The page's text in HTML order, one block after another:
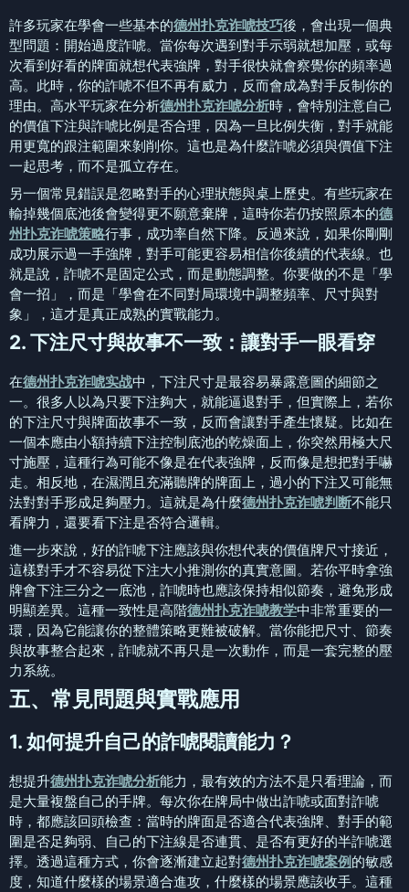
許多玩家在學會一些基本的德州扑克诈唬技巧後，會出現一個典
型問題：開始過度詐唬。當你每次遇到對手示弱就想加壓，或每
次看到好看的牌面就想代表強牌，對手很快就會察覺你的頻率過
高。此時，你的詐唬不但不再有威力，反而會成為對手反制你的
理由。高水平玩家在分析德州扑克诈唬分析時，會特別注意自己
的價值下注與詐唬比例是否合理，因為一旦比例失衡，對手就能
用更寬的跟注範圍來剝削你。這也是為什麼詐唬必須與價值下注
一起思考，而不是孤立存在。
另一個常見錯誤是忽略對手的心理狀態與桌上歷史。有些玩家在
輸掉幾個底池後會變得更不願意棄牌，這時你若仍按照原本的德
州扑克诈唬策略行事，成功率自然下降。反過來說，如果你剛剛
成功展示過一手強牌，對手可能更容易相信你後續的代表線。也
就是說，詐唬不是固定公式，而是動態調整。你要做的不是「學
會一招」，而是「學會在不同對局環境中調整頻率、尺寸與對
象」，這才是真正成熟的實戰能力。
2. 下注尺寸與故事不一致：讓對手一眼看穿
在德州扑克诈唬实战中，下注尺寸是最容易暴露意圖的細節之
一。很多人以為只要下注夠大，就能逼退對手，但實際上，若你
的下注尺寸與牌面故事不一致，反而會讓對手產生懷疑。比如在
一個本應由小額持續下注控制底池的乾燥面上，你突然用極大尺
寸施壓，這種行為可能不像是在代表強牌，反而像是想把對手嚇
走。相反地，在濕潤且充滿聽牌的牌面上，過小的下注又可能無
法對對手形成足夠壓力。這就是為什麼德州扑克诈唬判断不能只
看牌力，還要看下注是否符合邏輯。
進一步來說，好的詐唬下注應該與你想代表的價值牌尺寸接近，
這樣對手才不容易從下注大小推測你的真實意圖。若你平時拿強
牌會下注三分之一底池，詐唬時也應該保持相似節奏，避免形成
明顯差異。這種一致性是高階德州扑克诈唬教学中非常重要的一
環，因為它能讓你的整體策略更難被破解。當你能把尺寸、節奏
與故事整合起來，詐唬就不再只是一次動作，而是一套完整的壓
力系統。
五、常見問題與實戰應用
1. 如何提升自己的詐唬閱讀能力？
想提升德州扑克诈唬分析能力，最有效的方法不是只看理論，而
是大量複盤自己的手牌。每次你在牌局中做出詐唬或面對詐唬
時，都應該回頭檢查：當時的牌面是否適合代表強牌、對手的範
圍是否足夠弱、自己的下注線是否連貫、是否有更好的半詐唬選
擇。透過這種方式，你會逐漸建立起對德州扑克诈唬案例的敏感
度，知道什麼樣的場景適合進攻，什麼樣的場景應該收手。這種